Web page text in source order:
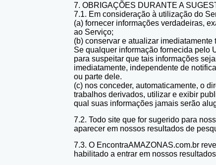
7. OBRIGAÇÕES DURANTE A
7.1. Em consideração à utilização do
(a) fornecer informações verdadeiras,
ao Serviço;
(b) conservar e atualizar
Se qualquer informação fornecida pelo
para suspeitar que tais informações
imediatamente, independente de
ou parte dele.
(c) nos conceder, automaticamente, o
trabalhos derivados, utilizar e exibir
qual suas informações jamais serão
7.2. Todo site que for sugerido para
aparecer em nossos resultados de
7.3. O EncontraAMAZONAS.com.br
habilitado a entrar em nossos